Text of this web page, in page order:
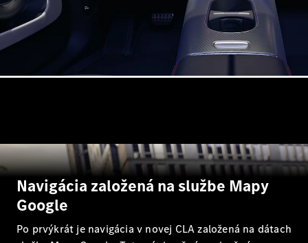
odberu
Konfigurátor
Kupé
CLE kupé
Mercedes-
AMG GT
kupé
Mercedes-
AMG GT
4-dverové
Elektromobil
Navigácia založená na službe Mapy
Google
Po prvýkrát je navigácia v novej CLA založená na dátach